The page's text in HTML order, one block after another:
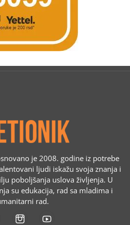
je 2008. godine iz potrebe
ljudi iskažu svoja znanja i
poboljšanja uslova življenja. U
su edukacija, rad sa mladima i
rad.